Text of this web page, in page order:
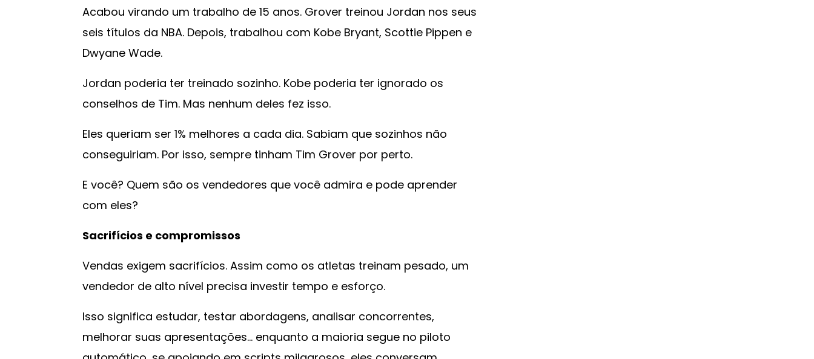
Acabou virando um trabalho de 15 anos. Grover treinou Jordan nos seus
seis títulos da NBA. Depois, trabalhou com Kobe Bryant, Scottie Pippen e
Dwyane Wade.
Jordan poderia ter treinado sozinho. Kobe poderia ter ignorado os
conselhos de Tim. Mas nenhum deles fez isso.
Eles queriam ser 1% melhores a cada dia. Sabiam que sozinhos não
conseguiriam. Por isso, sempre tinham Tim Grover por perto.
E você? Quem são os vendedores que você admira e pode aprender
com eles?
Sacrifícios e compromissos
Vendas exigem sacrifícios. Assim como os atletas treinam pesado, um
vendedor de alto nível precisa investir tempo e esforço.
Isso significa estudar, testar abordagens, analisar concorrentes,
melhorar suas apresentações… enquanto a maioria segue no piloto